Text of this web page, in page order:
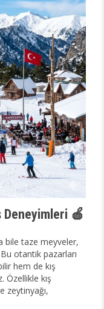
🍎
bile taze meyveler,
otantik pazarları
hem de kış
Özellikle kış
zeytinyağı,